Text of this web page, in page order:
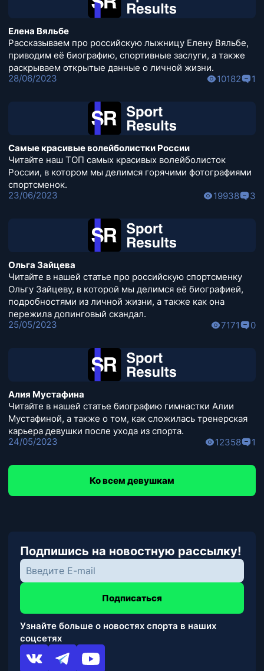
Елена Вяльбе
Рассказываем про российскую лыжницу Елену Вяльбе,
приводим её биографию, спортивные заслуги, а также
раскрываем открытые данные о личной жизни.
28/06/2023
10182 1
Самые красивые волейболистки России
Читайте наш ТОП самых красивых волейболисток
России, в котором мы делимся горячими фотографиями
спортсменок.
23/06/2023
19938 3
Ольга Зайцева
Читайте в нашей статье про российскую спортсменку
Ольгу Зайцеву, в которой мы делимся её биографией,
подробностями из личной жизни, а также как она
пережила допинговый скандал.
25/05/2023
7171 0
Алия Мустафина
Читайте в нашей статье биографию гимнастки Алии
Мустафиной, а также о том, как сложилась тренерская
карьера девушки после ухода из спорта.
24/05/2023
12358 1
Ко всем девушкам
Подпишись на новостную рассылку!
Подписаться
Узнайте больше о новостях спорта в наших
соцсетях